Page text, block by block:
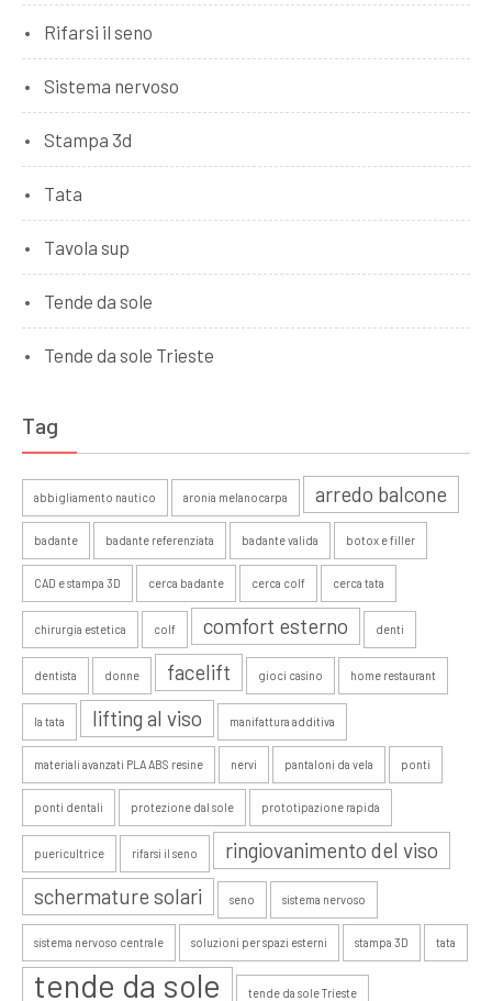
Rifarsi il seno
Sistema nervoso
Stampa 3d
Tata
Tavola sup
Tende da sole
Tende da sole Trieste
Tag
abbigliamento nautico aronia melanocarpa arredo balcone
badante badante referenziata badante valida botox e filler
CAD e stampa 3D cerca badante cerca colf cerca tata
chirurgia estetica colf comfort esterno denti
dentista donne facelift gioci casino home restaurant
la tata lifting al viso manifattura additiva
materiali avanzati PLA ABS resine nervi pantaloni da vela ponti
ponti dentali protezione dal sole prototipazione rapida
puericultrice rifarsi il seno
ringiovanimento del viso
schermature solari
seno sistema nervoso
sistema nervoso centrale soluzioni per spazi esterni stampa 3D tata
tende da sole tende da sole Trieste